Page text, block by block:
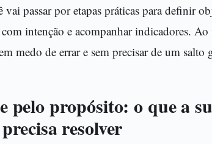
vai passar por etapas práticas para definir
intenção e acompanhar indicadores.
medo de errar e sem precisar de um
pelo propósito: o que a
resolver